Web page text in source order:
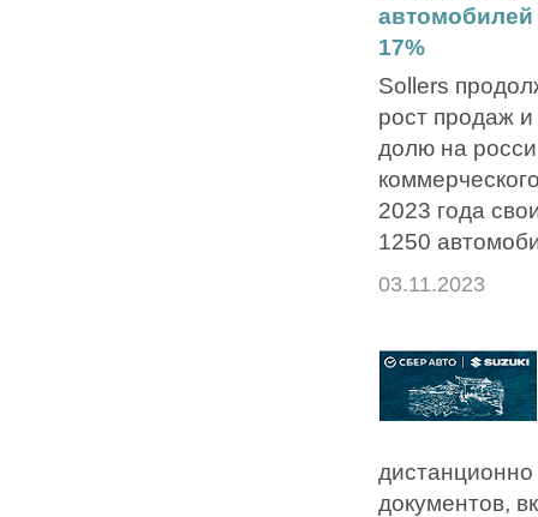
17%
Sollers
рост продаж
долю на
2023 года
1250
03.11.2023
документов,